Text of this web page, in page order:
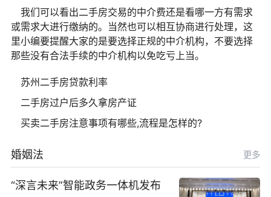
我们可以看出二手房交易的中介费还是看哪一方有需求
或需求大进行缴纳的。当然也可以相互协商进行处理，这
里小编要提醒大家的是要选择正规的中介机构，不要选择
那些没有合法手续的中介机构以免吃亏上当。
苏州二手房贷款利率
二手房过户后多久拿房产证
买卖二手房注意事项有哪些,流程是怎样的?
婚姻法 更多
“深言未来”智能政务一体机发布